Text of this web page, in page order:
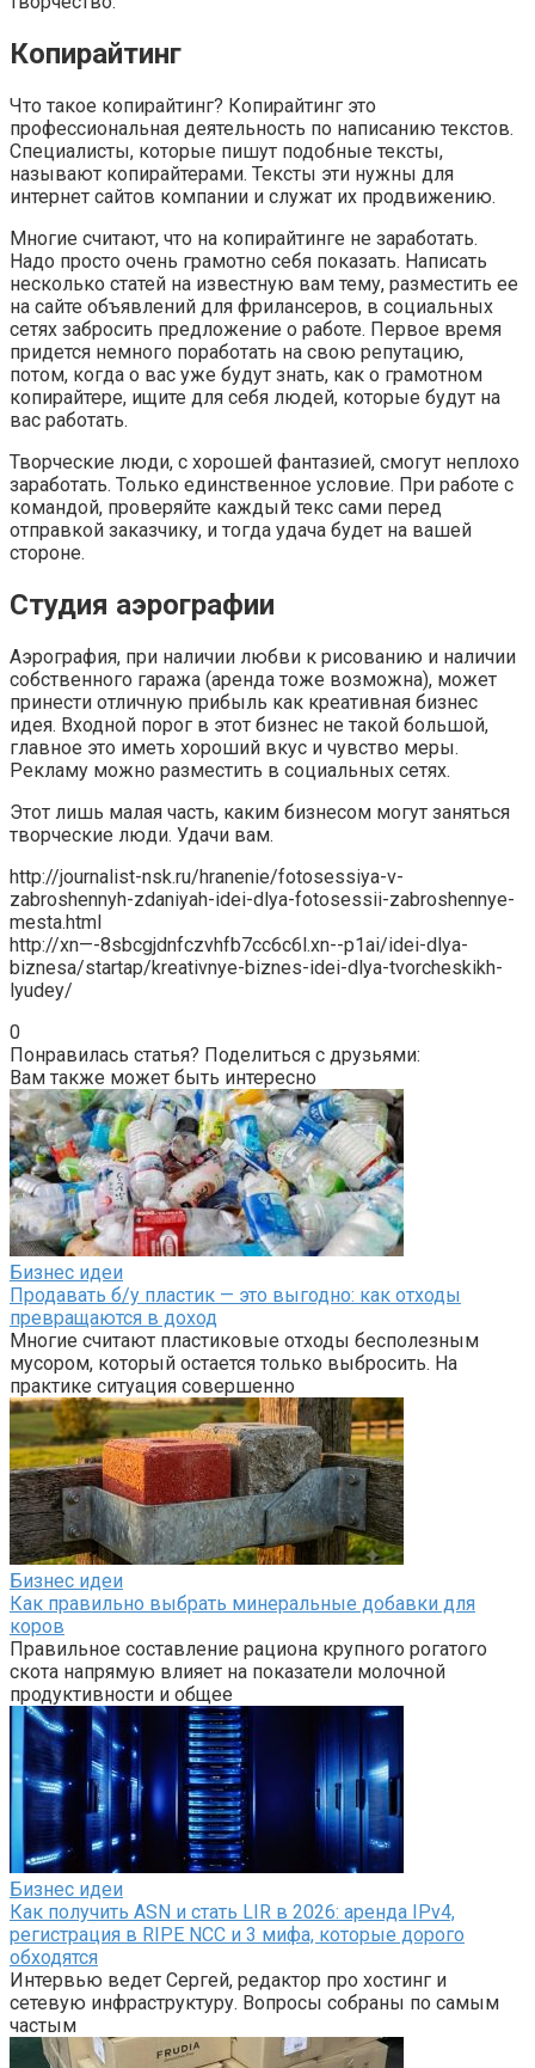
Копирайтинг
Что такое копирайтинг? Копирайтинг это
профессиональная деятельность по написанию текстов.
Специалисты, которые пишут подобные тексты,
называют копирайтерами. Тексты эти нужны для
интернет сайтов компании и служат их продвижению.
Многие считают, что на копирайтинге не заработать.
Надо просто очень грамотно себя показать. Написать
несколько статей на известную вам тему, разместить ее
на сайте объявлений для фрилансеров, в социальных
сетях забросить предложение о работе. Первое время
придется немного поработать на свою репутацию,
потом, когда о вас уже будут знать, как о грамотном
копирайтере, ищите для себя людей, которые будут на
вас работать.
Творческие люди, с хорошей фантазией, смогут неплохо
заработать. Только единственное условие. При работе с
командой, проверяйте каждый текс сами перед
отправкой заказчику, и тогда удача будет на вашей
стороне.
Студия аэрографии
Аэрография, при наличии любви к рисованию и наличии
собственного гаража (аренда тоже возможна), может
принести отличную прибыль как креативная бизнес
идея. Входной порог в этот бизнес не такой большой,
главное это иметь хороший вкус и чувство меры.
Рекламу можно разместить в социальных сетях.
Этот лишь малая часть, каким бизнесом могут заняться
творческие люди. Удачи вам.
http://journalist-nsk.ru/hranenie/fotosessiya-v-
zabroshennyh-zdaniyah-idei-dlya-fotosessii-zabroshennye-
mesta.html
http://xn—-8sbcgjdnfczvhfb7cc6c6l.xn--p1ai/idei-dlya-
biznesa/startap/kreativnye-biznes-idei-dlya-tvorcheskikh-
lyudey/
0
Понравилась статья? Поделиться с друзьями:
Вам также может быть интересно
Бизнес идеи
Продавать б/у пластик — это выгодно: как отходы
превращаются в доход
Многие считают пластиковые отходы бесполезным
мусором, который остается только выбросить. На
практике ситуация совершенно
Бизнес идеи
Как правильно выбрать минеральные добавки для
коров
Правильное составление рациона крупного рогатого
скота напрямую влияет на показатели молочной
продуктивности и общее
Бизнес идеи
Как получить ASN и стать LIR в 2026: аренда IPv4,
регистрация в RIPE NCC и 3 мифа, которые дорого
обходятся
Интервью ведет Сергей, редактор про хостинг и
сетевую инфраструктуру. Вопросы собраны по самым
частым